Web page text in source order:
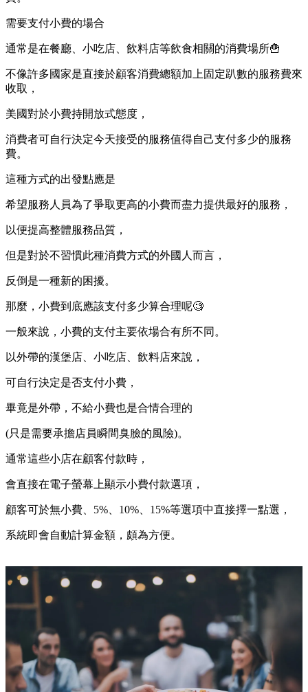
需要支付小費的場合
通常是在餐廳、小吃店、飲料店等飲食相關的消費場所🍟
不像許多國家是直接於顧客消費總額加上固定趴數的服務費來
收取，
美國對於小費持開放式態度，
消費者可自行決定今天接受的服務值得自己支付多少的服務
費。
這種方式的出發點應是
希望服務人員為了爭取更高的小費而盡力提供最好的服務，
以便提高整體服務品質，
但是對於不習慣此種消費方式的外國人而言，
反倒是一種新的困擾。
那麼，小費到底應該支付多少算合理呢🧐
一般來說，小費的支付主要依場合有所不同。
以外帶的漢堡店、小吃店、飲料店來說，
可自行決定是否支付小費，
畢竟是外帶，不給小費也是合情合理的
(只是需要承擔店員瞬間臭臉的風險)。
通常這些小店在顧客付款時，
會直接在電子螢幕上顯示小費付款選項，
顧客可於無小費、5%、10%、15%等選項中直接擇一點選，
系統即會自動計算金額，頗為方便。